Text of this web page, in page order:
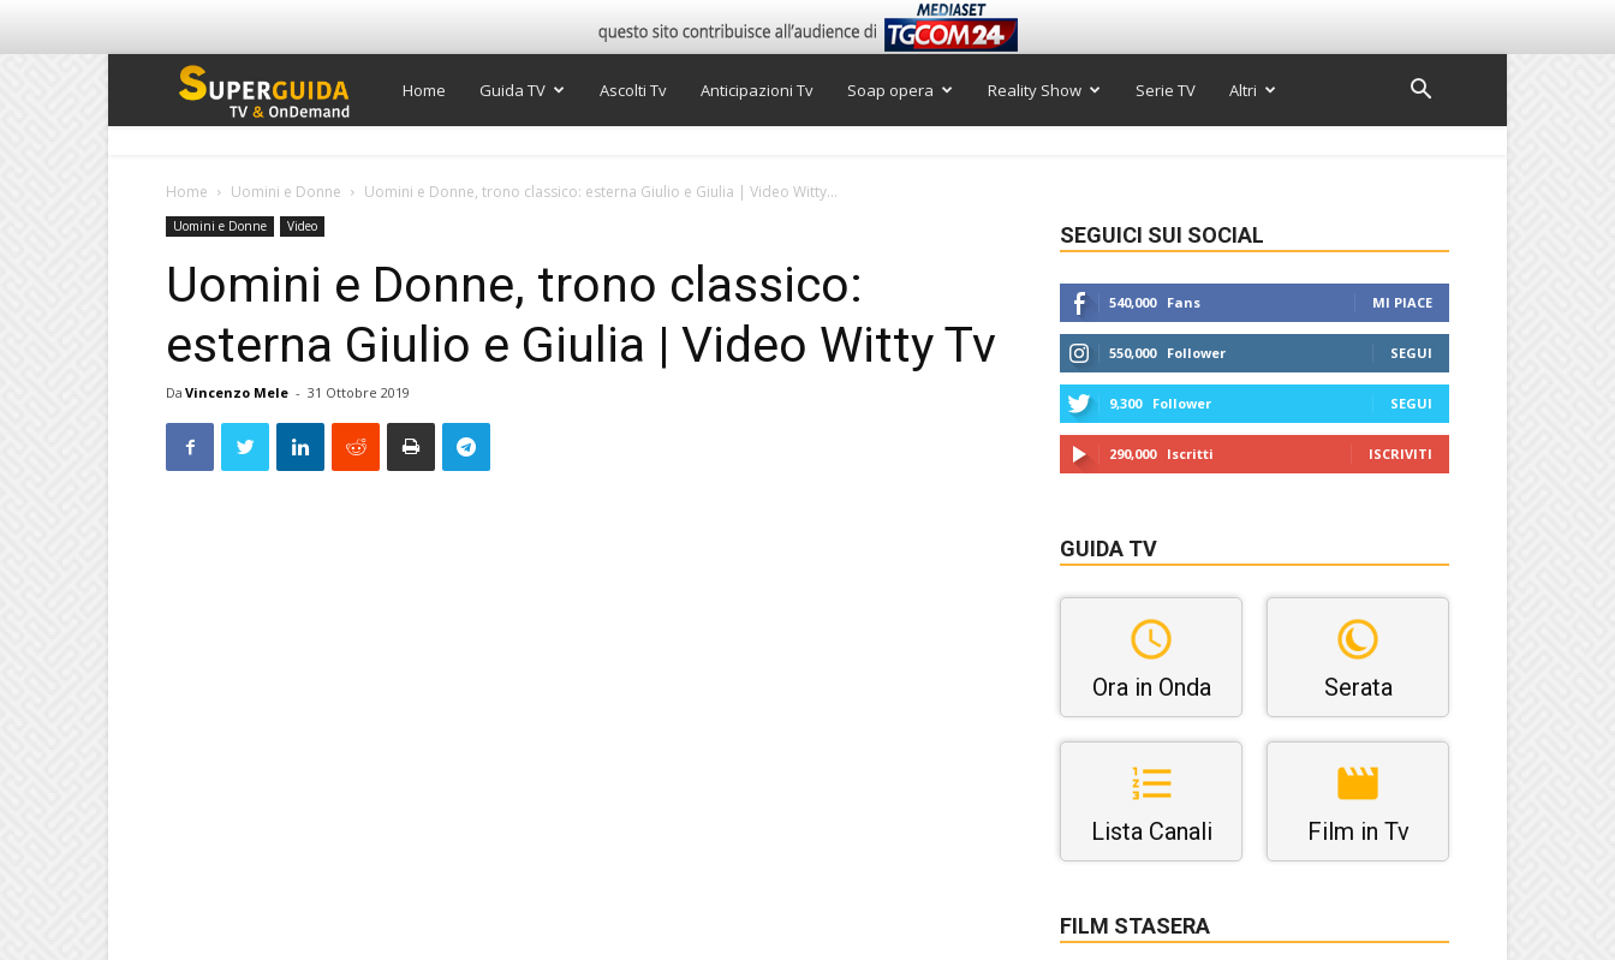
Super
Home Guida TV Ascolti Tv Anticipazioni Tv Soap opera Reality Show Serie TV Altri
Home Uomini e Donne Uomini e Donne, trono classico: esterna Giulio e Giulia | Video Witty...
Uomini e Donne Video
Uomini e Donne, trono classico:
esterna Giulio e Giulia | Video Witty Tv
Da Vincenzo Mele - 31 Ottobre 2019
SEGUICI SUI SOCIAL
540,000 Fans MI PIACE
550,000 Follower SEGUI
9,300 Follower SEGUI
290,000 Iscritti ISCRIVITI
GUIDA TV
Ora in Onda Serata
Lista Canali Film in Tv
FILM STASERA